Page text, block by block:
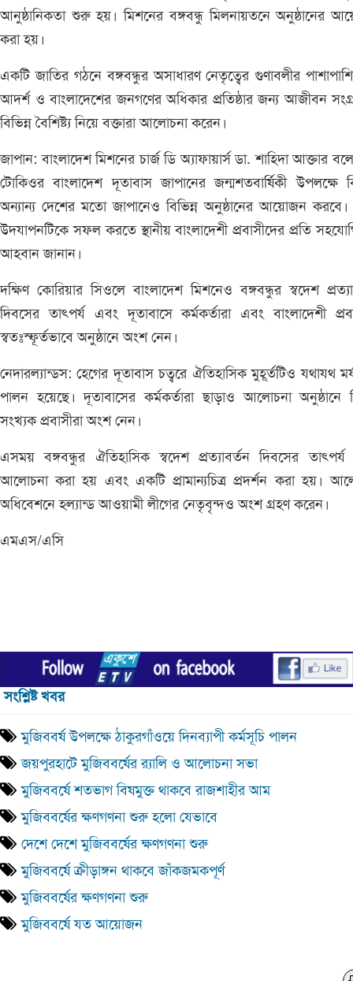
আনুষ্ঠানিকতা শুরু হয়। মিশনের বঙ্গবন্ধু মিলনায়তনে অনুষ্ঠানের
করা হয়।
একটি জাতির গঠনে বঙ্গবন্ধুর অসাধারণ নেতৃত্বের গুণাবলীর
আদর্শ ও বাংলাদেশের জনগণের অধিকার প্রতিষ্ঠার জন্য আজীবন
বিভিন্ন বৈশিষ্ট্য নিয়ে বক্তারা আলোচনা করেন।
জাপান: বাংলাদেশ মিশনের চার্জ ডি অ্যাফায়ার্স ডা. শাহিদা আক্তার
টোকিওর বাংলাদেশ দূতাবাস জাপানের জন্মশতবার্ষিকী উপলক্ষে
অন্যান্য দেশের মতো জাপানেও বিভিন্ন অনুষ্ঠানের আয়োজন করবে।
উদযাপনটিকে সফল করতে স্থানীয় বাংলাদেশী প্রবাসীদের প্রতি
আহবান জানান।
দক্ষিণ কোরিয়ার সিওলে বাংলাদেশ মিশনেও বঙ্গবন্ধুর স্বদেশ
দিবসের তাৎপর্য এবং দূতাবাসে কর্মকর্তারা এবং বাংলাদেশী
স্বতঃস্ফূর্তভাবে অনুষ্ঠানে অংশ নেন।
নেদারল্যান্ডস: হেগের দূতাবাস চত্বরে ঐতিহাসিক মুহূর্তটিও যথাযথ
পালন হয়েছে। দূতাবাসের কর্মকর্তারা ছাড়াও আলোচনা অনুষ্ঠানে
সংখ্যক প্রবাসীরা অংশ নেন।
এসময় বঙ্গবন্ধুর ঐতিহাসিক স্বদেশ প্রত্যাবর্তন দিবসের তাৎপর্য
আলোচনা করা হয় এবং একটি প্রামান্যচিত্র প্রদর্শন করা হয়।
অধিবেশনে হল্যান্ড আওয়ামী লীগের নেতৃবৃন্দও অংশ গ্রহণ করেন।
এমএস/এসি
সংশ্লিষ্ট খবর
মুজিববর্ষ উপলক্ষে ঠাকুরগাঁওয়ে দিনব্যাপী কর্মসূচি পালন
জয়পুরহাটে মুজিববর্ষের র‌্যালি ও আলোচনা সভা
মুজিববর্ষে শতভাগ বিষমুক্ত থাকবে রাজশাহীর আম
মুজিববর্ষের ক্ষণগণনা শুরু হলো যেভাবে
দেশে দেশে মুজিববর্ষের ক্ষণগণনা শুরু
মুজিববর্ষে ক্রীড়াঙ্গন থাকবে জাঁকজমকপূর্ণ
মুজিববর্ষের ক্ষণগণনা শুরু
মুজিববর্ষে যত আয়োজন